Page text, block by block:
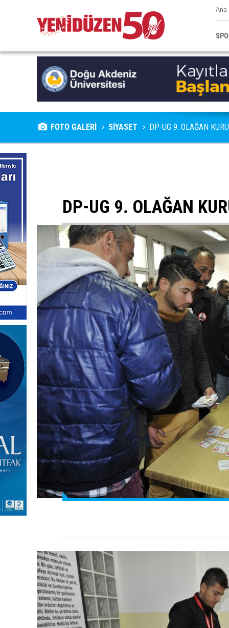
Ana
FOTO GALERİ SİYASET DP-UG 9. OLAĞAN
DP-UG 9. OLAĞAN